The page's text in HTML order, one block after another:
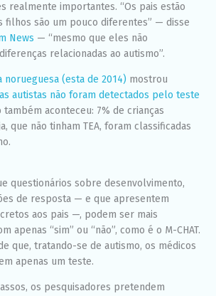
realmente importantes. “Os pais estão
filhos são um pouco diferentes” — disse
News — “mesmo que eles não
relacionadas ao autismo”.
norueguesa (esta de 2014) mostrou
autistas não foram detectados pelo teste
também aconteceu: 7% de crianças
que não tinham TEA, foram classificadas
questionários sobre desenvolvimento,
de resposta — e que apresentem
aos pais —, podem ser mais
apenas “sim” ou “não”, como é o M-CHAT.
que, tratando-se de autismo, os médicos
apenas um teste.
os pesquisadores pretendem